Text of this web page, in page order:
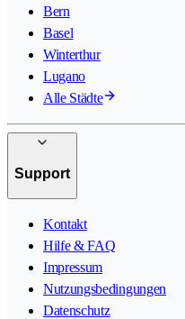
Bern
Basel
Winterthur
Lugano
Alle Städte
Support
Kontakt
Hilfe & FAQ
Impressum
Nutzungsbedingungen
Datenschutz